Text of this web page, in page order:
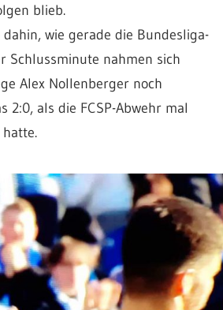
blieb.
wie gerade die Bundesliga-
Schlussminute nahmen sich
Alex Nollenberger noch
2:0, als die FCSP-Abwehr mal